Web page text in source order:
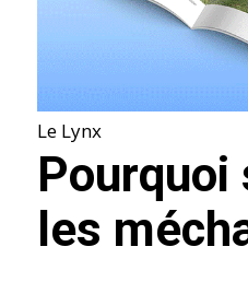
Le Lynx
Pourquoi stariser
les